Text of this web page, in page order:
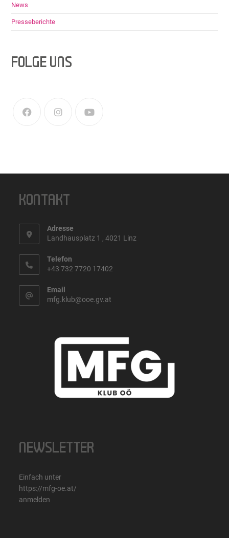
News
Presseberichte
FOLGE UNS
KONTAKT
Adresse
Landhausplatz 1 , 4021 Linz
Telefon
+43 732 7720 17402
Email
mfg.klub@ooe.gv.at
NEWSLETTER
Einfach unter
https://mfg-oe.at/
anmelden